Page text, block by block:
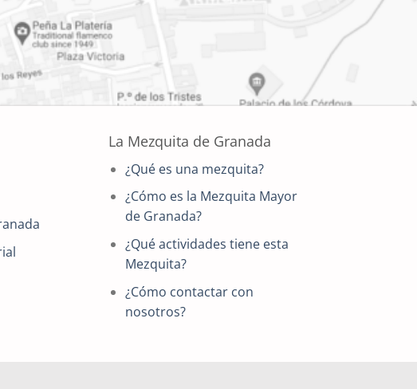
La Mezquita de Granada
¿Qué es una mezquita?
¿Cómo es la Mezquita Mayor
de Granada?
¿Qué actividades tiene esta
Mezquita?
¿Cómo contactar con
nosotros?